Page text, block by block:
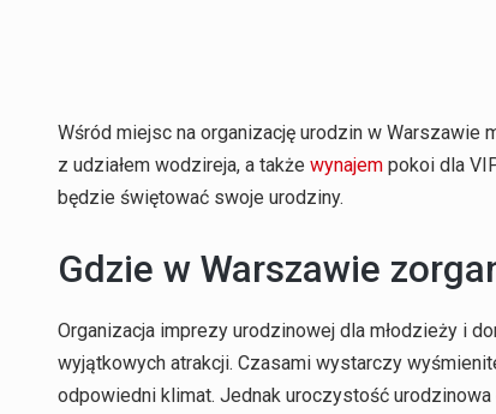
Wśród miejsc na organizację urodzin w
z udziałem wodzireja, a także wynajem pokoi dla
będzie świętować swoje urodziny.
Gdzie w Warszawie
Organizacja imprezy urodzinowej dla młodzieży i
wyjątkowych atrakcji. Czasami wystarczy
odpowiedni klimat. Jednak uroczystość